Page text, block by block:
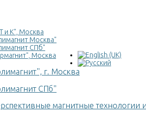
К", Москва
Москва"
СПб"
Москва
г. Москва
СПб"
магнитные технологии